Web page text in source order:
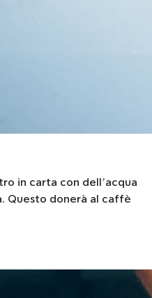
in carta con dell’acqua
Questo donerà al caffè